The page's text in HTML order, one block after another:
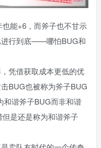
能+6，而斧子也不甘示
进行到底——哪怕BUG和
凭借获取成本更低的优
BUG也被称为斧子BUG
和谐斧子BUG而非和谐
是还是称为和谐斧子